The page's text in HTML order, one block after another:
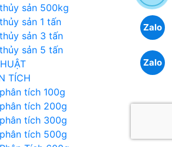
sản 500kg
sản 1 tấn
sản 3 tấn
sản 5 tấn
TÍCH
tích 100g
tích 200g
tích 300g
tích 500g
Zalo
Zalo